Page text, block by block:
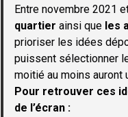
Entre novembre 2021
quartier ainsi que les
prioriser les idées
puissent sélectionner
moitié au moins auront
Pour retrouver ces
de l’écran :